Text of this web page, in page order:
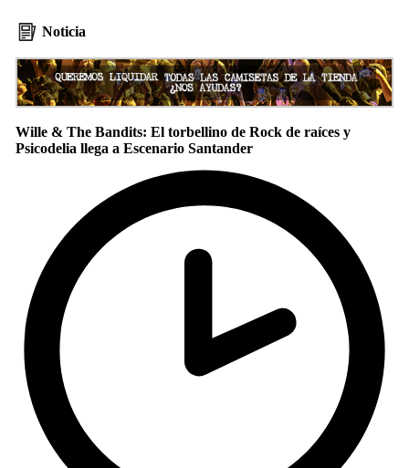
Noticia
Wille & The Bandits: El torbellino de Rock de raíces y
Psicodelia llega a Escenario Santander